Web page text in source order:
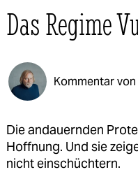
politik
öko
gesellschaft
kultur
sport
Das Regime
Kommentar von
Die andauernden
Hoffnung. Und sie
nicht einschüchtern.